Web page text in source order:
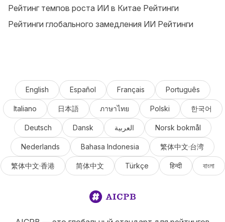
Рейтинг темпов роста ИИ в Китае Рейтинги
Рейтинги глобального замедления ИИ Рейтинги
English Español Français Português
Italiano 日本語 ภาษาไทย Polski 한국어
Deutsch Dansk العربية Norsk bokmål
Nederlands Bahasa Indonesia 繁体中文·台湾
繁体中文·香港 简体中文 Türkçe हिन्दी বাংলা